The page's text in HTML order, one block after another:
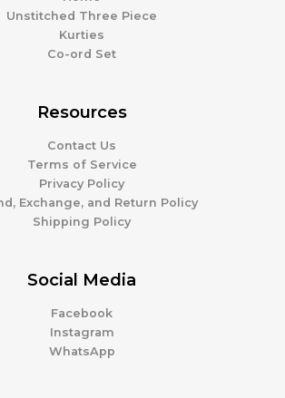
Unstitched Three Piece
Kurties
Co-ord Set
Resources
Contact Us
Terms of Service
Privacy Policy
Exchange, and Return Policy
Shipping Policy
Social Media
Facebook
Instagram
WhatsApp